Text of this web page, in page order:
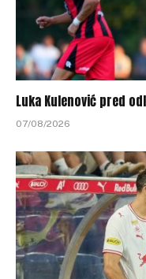
Luka Kulenović pred
07/08/2026